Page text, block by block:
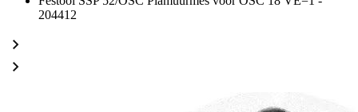
204412